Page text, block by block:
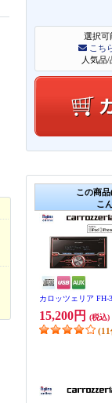
選択可
こち
人気品
この商
こ
カロッツェリア FH-
15,200円 (税込)
(11